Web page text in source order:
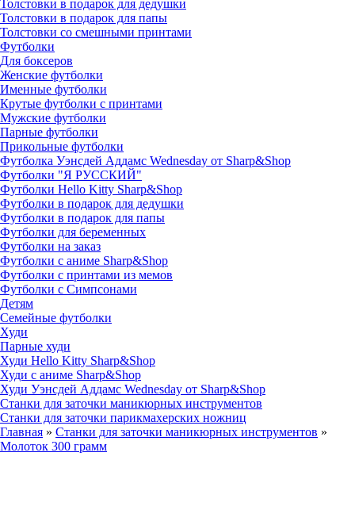
Толстовки в подарок для дедушки
Толстовки в подарок для папы
Толстовки со смешными принтами
Футболки
Для боксеров
Женские футболки
Именные футболки
Крутые футболки с принтами
Мужские футболки
Парные футболки
Прикольные футболки
Футболка Уэнсдей Аддамс Wednesday от Sharp&Shop
Футболки "Я РУССКИЙ"
Футболки Hello Kitty Sharp&Shop
Футболки в подарок для дедушки
Футболки в подарок для папы
Футболки для беременных
Футболки на заказ
Футболки с аниме Sharp&Shop
Футболки с принтами из мемов
Футболки с Симпсонами
Детям
Семейные футболки
Худи
Парные худи
Худи Hello Kitty Sharp&Shop
Худи с аниме Sharp&Shop
Худи Уэнсдей Аддамс Wednesday от Sharp&Shop
Станки для заточки маникюрных инструментов
Станки для заточки парикмахерских ножниц
Главная » Станки для заточки маникюрных инструментов »
Молоток 300 грамм